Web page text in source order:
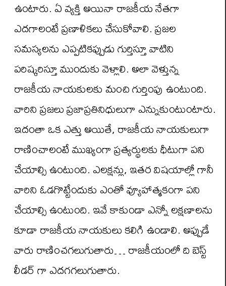
ఉంటారు. ఏ వ్యక్తి అయినా రాజకీయ నేతగా
ఎదగాలంటే ప్రణాళికలు చేసుకోవాలి. ప్రజల
సమస్యలను ఎప్పటికప్పుడు గుర్తిస్తూ వాటిని
పరిష్కరిస్తూ ముందుకు వెళ్లాలి. అలా వెళ్తున్న
రాజకీయ నాయకులకు మంచి గుర్తింపు ఉంటుంది.
వారిని ప్రజలు ప్రజాప్రతినిధులుగా ఎన్నుకుంటుంటారు.
ఇదంతా ఒక ఎత్తు అయితే, రాజకీయ నాయకులుగా
రాణించాలంటే ముఖ్యంగా ప్రత్యర్థులకు ధీటుగా పని
చేయాల్సి ఉంటుంది. ఎలక్షన్లు, ఇతర విషయాల్లో గానీ
వారిని ఓడగొట్టేందుకు ఎంతో వ్యూహాత్మకంగా పని
చేయాల్సి ఉంటుంది. ఇవే కాకుండా ఎన్నో లక్షణాలను
కూడా రాజకీయ నాయకులు కలిగి ఉండాలి. అప్పుడే
వారు రాణించగలుగుతారు… రాజకీయంలో ది బెస్ట్
లీడర్ గా ఎదగగలుగుతారు.